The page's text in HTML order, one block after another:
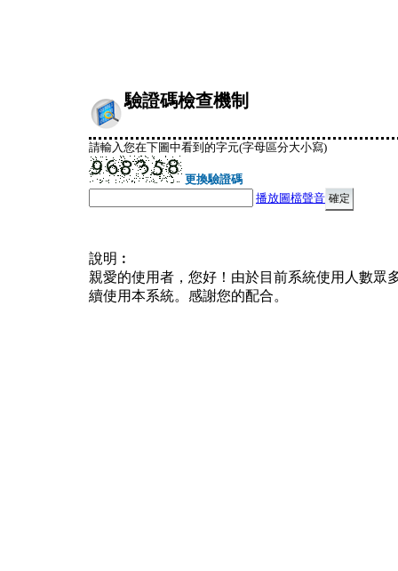
驗證碼檢查機制
請輸入您在下圖中看到的字元(字母區分大小寫)
更換驗證碼
播放圖檔聲音
說明︰
親愛的使用者，您好！由於目前系統使用人數眾
續使用本系統。感謝您的配合。